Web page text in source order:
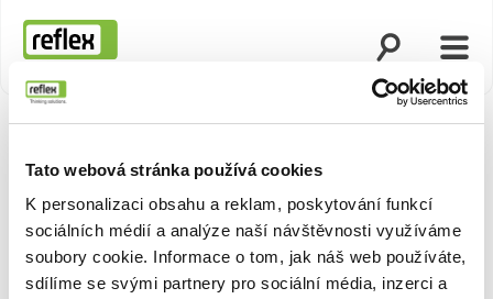
Tato webová stránka používá cookies
K personalizaci obsahu a reklam, poskytování funkcí
sociálních médií a analýze naší návštěvnosti využíváme
soubory cookie. Informace o tom, jak náš web používáte,
sdílíme se svými partnery pro sociální média, inzerci a
Domovská stránka
Otevřít